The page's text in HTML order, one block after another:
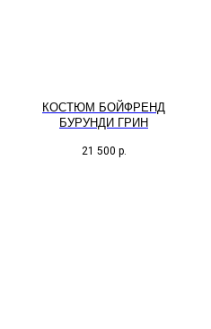
КОСТЮМ БОЙФРЕНД
БУРУНДИ ГРИН
21 500 р.